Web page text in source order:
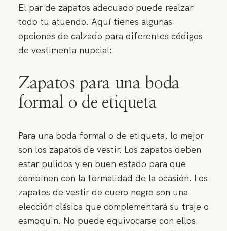
El par de zapatos adecuado puede realzar
todo tu atuendo. Aquí tienes algunas
opciones de calzado para diferentes códigos
de vestimenta nupcial:
Zapatos para una boda
formal o de etiqueta
Para una boda formal o de etiqueta, lo mejor
son los zapatos de vestir. Los zapatos deben
estar pulidos y en buen estado para que
combinen con la formalidad de la ocasión. Los
zapatos de vestir de cuero negro son una
elección clásica que complementará su traje o
esmoquin. No puede equivocarse con ellos.